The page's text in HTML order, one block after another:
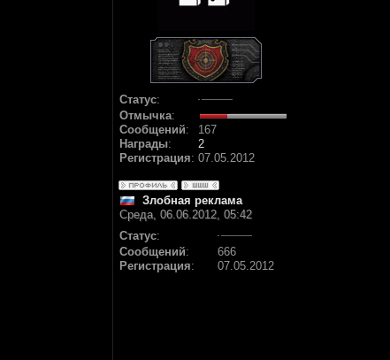
Статус:
Отмычка:
Сообщений:
167
Награды:
2
Регистрация: 07.05.2012
Злобная реклама
Среда, 06.06.2012, 05:42
Статус:
Сообщений:
666
Регистрация: 07.05.2012